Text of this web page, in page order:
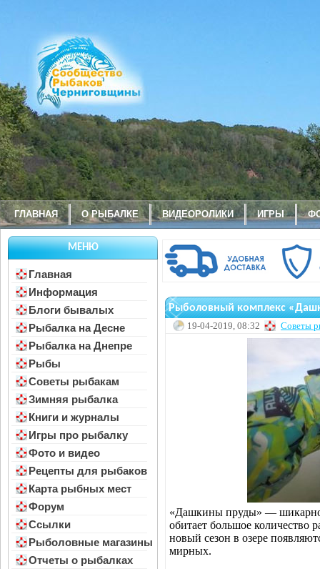
ГЛАВНАЯ О РЫБАЛКЕ ВИДЕОРОЛИКИ ИГРЫ
МЕНЮ
Главная
Информация
Блоги бывалых
Рыбалка на Десне
Рыбалка на Днепре
Рыбы
Советы рыбакам
Зимняя рыбалка
Книги и журналы
Игры про рыбалку
Фото и видео
Рецепты для рыбаков
Карта рыбных мест
Форум
Ссылки
Рыболовные магазины
Отчеты о рыбалках
Рыболовный комплекс
19-04-2019, 08:32 Советы
«Дашкины пруды» —
обитает большое
новый сезон в озере
мирных.